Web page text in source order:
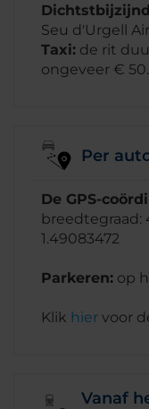
Seu d'Urgell
Taxi: de rit
ongeveer € 50.
Per
De GPS-
breedtegraad:
1.49083472
Parkeren: op
Klik hier voor
Vanaf